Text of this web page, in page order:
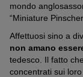
mondo
“Miniature
Affettuosi sino a
non amano
tedesco. Il fatto
concentrati sui